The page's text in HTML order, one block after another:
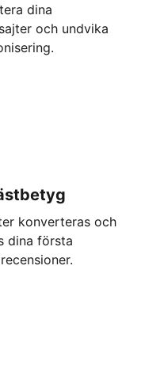
dina
och undvika
konverteras och
dina första